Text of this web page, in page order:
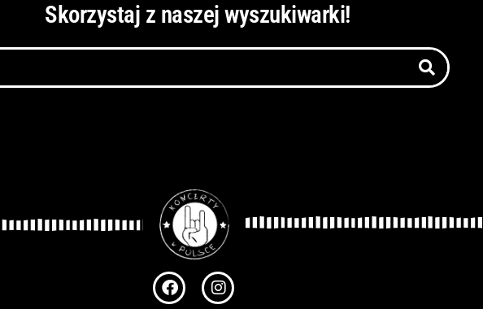
Skorzystaj z naszej wyszukiwarki!
F
a
I
n